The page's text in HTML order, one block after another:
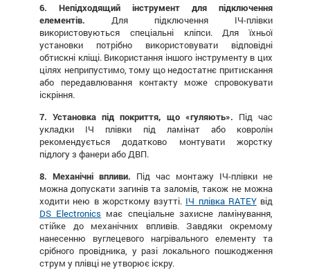
6. Непідходящий інструмент для підключення
елементів. Для підключення ІЧ-плівки
використовуються спеціальні кліпси. Для їхньої
установки потрібно використовувати відповідні
обтискні кліщі. Використання іншого інструменту в цих
цілях неприпустимо, тому що недостатнє притискання
або передавлювання контакту може спровокувати
іскріння.
7. Установка під покриття, що «гуляють». Під час
укладки ІЧ плівки під ламінат або ковролін
рекомендується додатково монтувати жорстку
підлогу з фанери або ДВП.
8. Механічні впливи. Під час монтажу ІЧ-плівки не
можна допускати загинів та заломів, також не можна
ходити нею в жорсткому взутті. ІЧ плівка RATEYвід
DS Electronics має спеціальне захисне ламінування,
стійке до механічних впливів. Завдяки окремому
нанесенню вуглецевого нагрівального елементу та
срібного провідника, у разі локального пошкодження
струм у плівці не утворює іскру.